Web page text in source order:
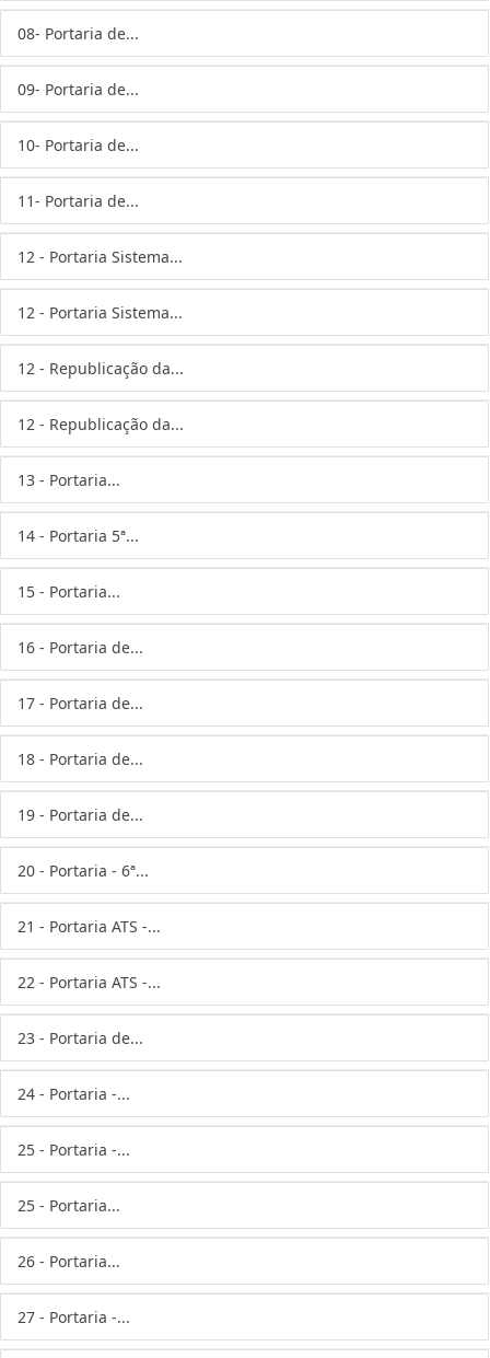
08- Portaria de...
09- Portaria de...
10- Portaria de...
11- Portaria de...
12 - Portaria Sistema...
12 - Portaria Sistema...
12 - Republicação da...
12 - Republicação da...
13 - Portaria...
14 - Portaria 5ª...
15 - Portaria...
16 - Portaria de...
17 - Portaria de...
18 - Portaria de...
19 - Portaria de...
20 - Portaria - 6ª...
21 - Portaria ATS -...
22 - Portaria ATS -...
23 - Portaria de...
24 - Portaria -...
25 - Portaria -...
25 - Portaria...
26 - Portaria...
27 - Portaria -...